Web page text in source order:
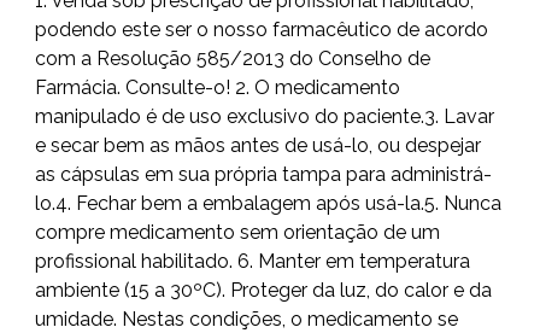
podendo este ser o nosso farmacêutico de acordo
com a Resolução 585/2013 do Conselho de
Farmácia. Consulte-o! 2. O medicamento
manipulado é de uso exclusivo do paciente.3. Lavar
e secar bem as mãos antes de usá-lo, ou despejar
as cápsulas em sua própria tampa para administrá-
lo.4. Fechar bem a embalagem após usá-la.5. Nunca
compre medicamento sem orientação de um
profissional habilitado. 6. Manter em temperatura
ambiente (15 a 30ºC). Proteger da luz, do calor e da
umidade. Nestas condições, o medicamento se